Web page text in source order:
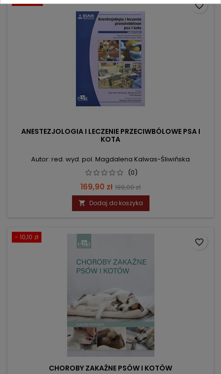
ANESTEZJOLOGIA I LECZENIE PRZECIWBÓLOWE PSA I
KOTA
Autor: red. wyd. pol. Magdalena Kalwas-Śliwińska
(0)
Cena
169,90 zł Cena
podstawowa
199,00 zł
 Dodaj do koszyka
favorite_border
- 10,10 zł
CHOROBY ZAKAŹNE PSÓW I KOTÓW
favorite_border